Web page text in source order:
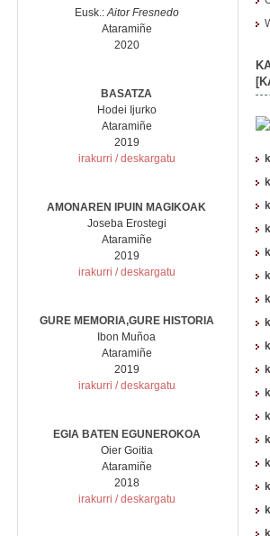
Eusk.:Aitor Fresnedo
Ataramiñe
2020
BASATZA
Hodei Ijurko
Ataramiñe
2019
irakurri / deskargatu
AMONAREN IPUIN MAGIKOAK
Joseba Erostegi
Ataramiñe
2019
irakurri / deskargatu
GURE MEMORIA,GURE HISTORIA
Ibon Muñoa
Ataramiñe
2019
irakurri / deskargatu
EGIA BATEN EGUNEROKOA
Oier Goitia
Ataramiñe
2018
irakurri / deskargatu